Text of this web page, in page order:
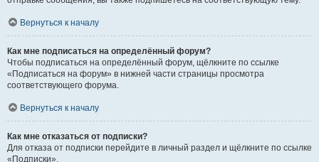
Вернуться к началу
Как мне подписаться на определённый форум?
Чтобы подписаться на определённый форум, щёлкните по ссылке
«Подписаться на форум» в нижней части страницы просмотра
соответствующего форума.
Вернуться к началу
Как мне отказаться от подписки?
Для отказа от подписки перейдите в личный раздел и щёлкните по ссылке
«Подписки».